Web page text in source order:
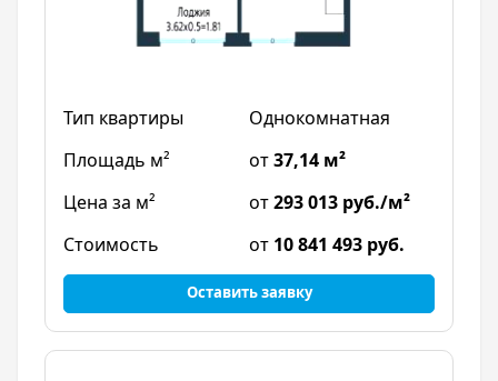
Однокомнатная
от37,14 м²
от293 013 руб./м²
от 10 841 493 руб.
Оставить заявку